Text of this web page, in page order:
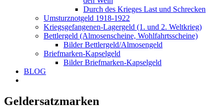
Durch des Krieges Last und Schrecken
Umsturznotgeld 1918-1922
Kriegsgefangenen-Lagergeld (1. und 2. Weltkrieg)
Bettlergeld (Almosenscheine, Wohlfahrtsscheine)
Bilder Bettlergeld/Almosengeld
Briefmarken-Kapselgeld
Bilder Briefmarken-Kapselgeld
BLOG
Geldersatzmarken